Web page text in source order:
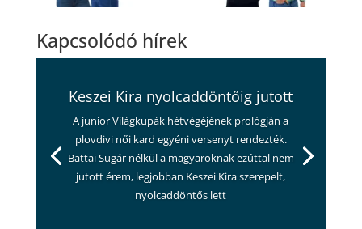
Kapcsolódó hírek
Keszei Kira nyolcaddöntőig jutott
A junior Világkupák hétvégéjének prológján a
plovdivi női kard egyéni versenyt rendezték.
Battai Sugár nélkül a magyaroknak ezúttal nem
jutott érem, legjobban Keszei Kira szerepelt,
nyolcaddöntős lett